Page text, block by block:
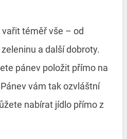
téměř vše – od
a další dobroty.
pánev položit přímo na
vám tak ozvláštní
nabírat jídlo přímo z